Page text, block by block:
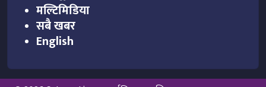
मल्टिमिडिया
सबै खबर
English